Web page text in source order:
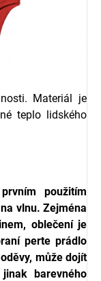
Materiál je
teplo lidského
použitím
vlnu. Zejména
oblečení je
perte prádlo
může dojít
barevného